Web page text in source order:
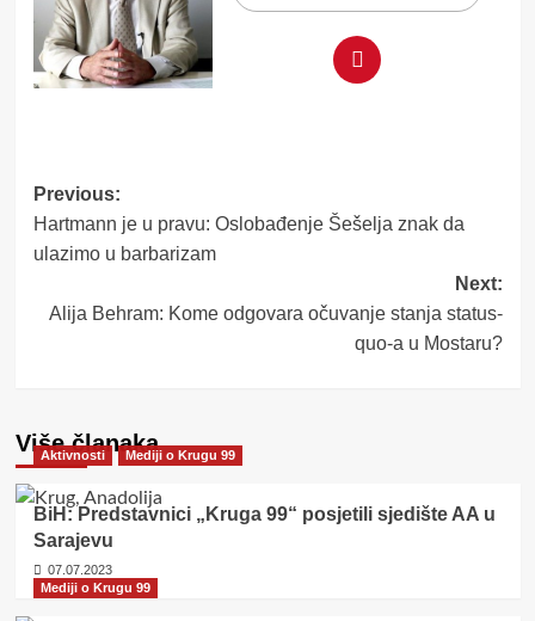
Post
navigation
Previous:
Hartmann je u pravu: Oslobađenje Šešelja znak da
ulazimo u barbarizam
Next:
Alija Behram: Kome odgovara očuvanje stanja status-
quo-a u Mostaru?
Više članaka
Aktivnosti Mediji o Krugu 99
BiH: Predstavnici „Kruga 99“ posjetili sjedište AA u
Sarajevu
07.07.2023
Mediji o Krugu 99